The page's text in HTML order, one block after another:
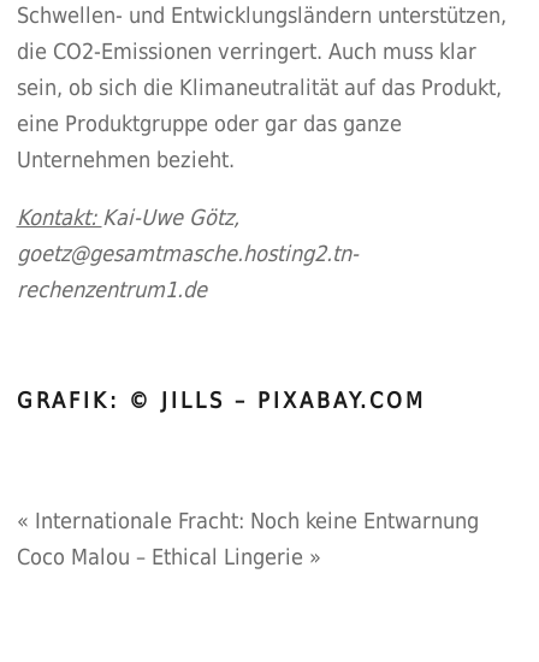
Schwellen- und Entwicklungsländern unterstützen,
die CO2-Emissionen verringert. Auch muss klar
sein, ob sich die Klimaneutralität auf das Produkt,
eine Produktgruppe oder gar das ganze
Unternehmen bezieht.
Kontakt: Kai-Uwe Götz,
goetz@gesamtmasche.hosting2.tn-
rechenzentrum1.de
GRAFIK: © JILLS – PIXABAY.COM
« Internationale Fracht: Noch keine Entwarnung
Coco Malou – Ethical Lingerie »